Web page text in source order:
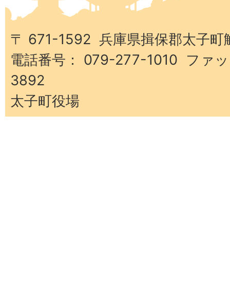
子
町
〒 671-1592 兵庫県揖保郡太子町
電話番号： 079-277-1010 ファ
3892
太子町役場